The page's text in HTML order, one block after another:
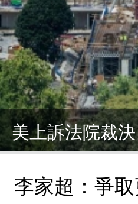
日本食品自給
李家超：爭